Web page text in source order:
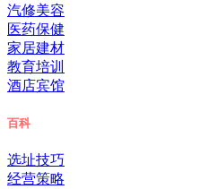
汽修美容
医药保健
家居建材
教育培训
酒店宾馆
百科
选址技巧
经营策略